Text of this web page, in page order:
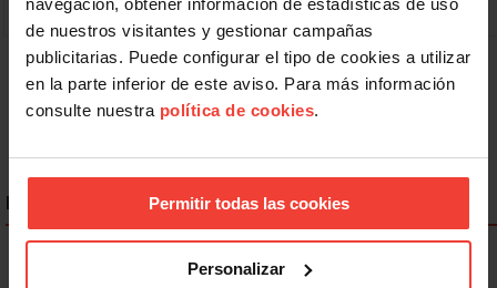
navegación, obtener información de estadísticas de uso
de nuestros visitantes y gestionar campañas
publicitarias. Puede configurar el tipo de cookies a utilizar
en la parte inferior de este aviso. Para más información
consulte nuestra política de cookies.
Permitir todas las cookies
Personalizar
1 2 3 4 5 Siguiente
ENLACES DESTACADOS